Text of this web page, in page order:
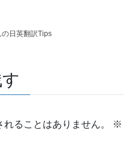
日英翻訳Tips
ることはありません。 ※